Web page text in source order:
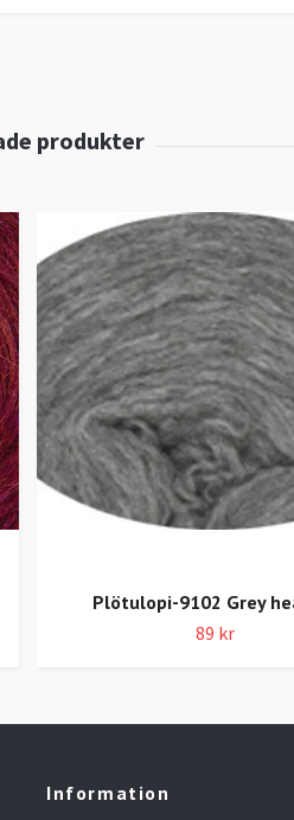
Plötulopi-9102 Grey
89 kr
Information